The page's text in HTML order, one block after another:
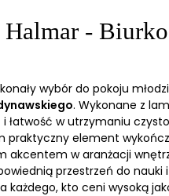
Halmar -
wybór do pokoju
. Wykonane z
i łatwość w utrzymaniu
praktyczny element
akcentem w aranżacji
przestrzeń do
każdego, kto ceni wysoką